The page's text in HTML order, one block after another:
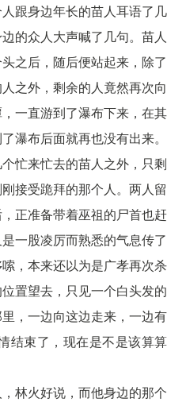
跟身边年长的苗人耳语了几
的众人大声喊了几句。苗人
之后，随后便站起来，除了
之外，剩余的人竟然再次向
一直游到了瀑布下来，在其
瀑布后面就再也没有出来。
忙来忙去的苗人之外，只剩
接受跪拜的那个人。两人留
正准备带着巫祖的尸首也赶
一股凌厉而熟悉的气息传了
，本来还以为是广孝再次杀
置望去，只见一个白头发的
，一边向这边走来，一边有
结束了，现在是不是该算算
林火好说，而他身边的那个